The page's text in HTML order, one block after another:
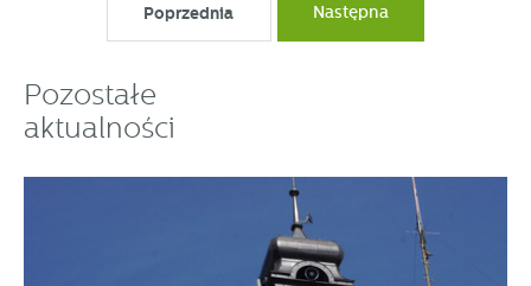
Poprzednia Następna
Pozostałe
aktualności